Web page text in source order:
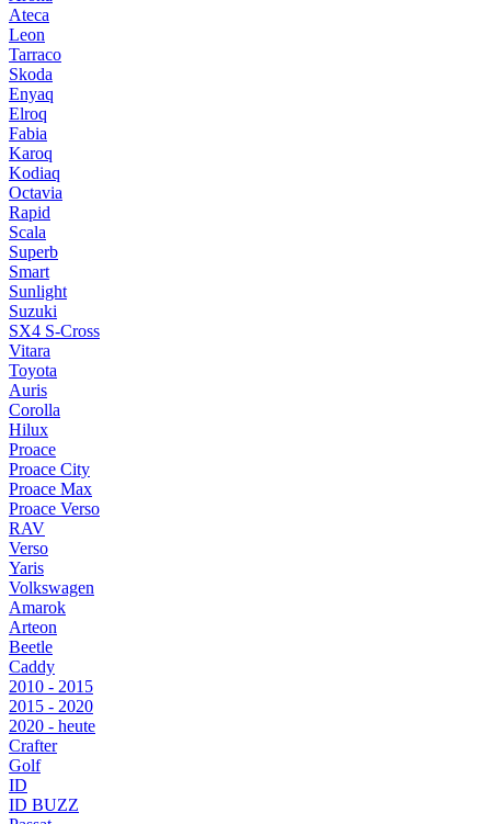
Ateca
Leon
Tarraco
Skoda
Enyaq
Elroq
Fabia
Karoq
Kodiaq
Octavia
Rapid
Scala
Superb
Smart
Sunlight
Suzuki
SX4 S-Cross
Vitara
Toyota
Auris
Corolla
Hilux
Proace
Proace City
Proace Max
Proace Verso
RAV
Verso
Yaris
Volkswagen
Amarok
Arteon
Beetle
Caddy
2010 - 2015
2015 - 2020
2020 - heute
Crafter
Golf
ID
ID BUZZ